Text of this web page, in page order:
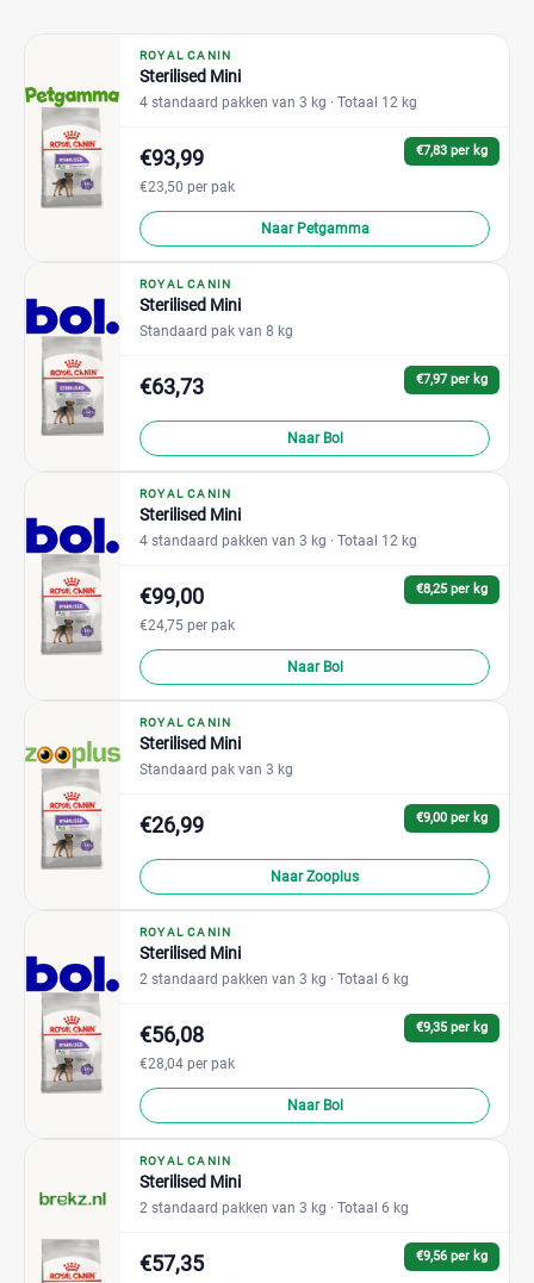
ROYAL CANIN
Sterilised Mini
4 standaard pakken van 3 kg · Totaal 12 kg
€7,83 per kg
€93,99
€23,50 per pak
Naar Petgamma
ROYAL CANIN
Sterilised Mini
Standaard pak van 8 kg
€7,97 per kg
€63,73
Naar Bol
ROYAL CANIN
Sterilised Mini
4 standaard pakken van 3 kg · Totaal 12 kg
€8,25 per kg
€99,00
€24,75 per pak
Naar Bol
ROYAL CANIN
Sterilised Mini
Standaard pak van 3 kg
€9,00 per kg
€26,99
Naar Zooplus
ROYAL CANIN
Sterilised Mini
2 standaard pakken van 3 kg · Totaal 6 kg
€9,35 per kg
€56,08
€28,04 per pak
Naar Bol
ROYAL CANIN
Sterilised Mini
2 standaard pakken van 3 kg · Totaal 6 kg
€9,56 per kg
€57,35